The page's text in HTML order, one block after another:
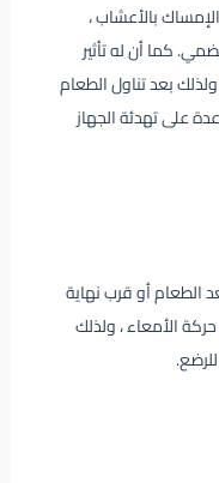
بالأعشاب ،
كما أن له تأثير
بعد تناول الطعام
على تهدئة الجهاز
أو قرب نهاية
الأمعاء ، ولذلك